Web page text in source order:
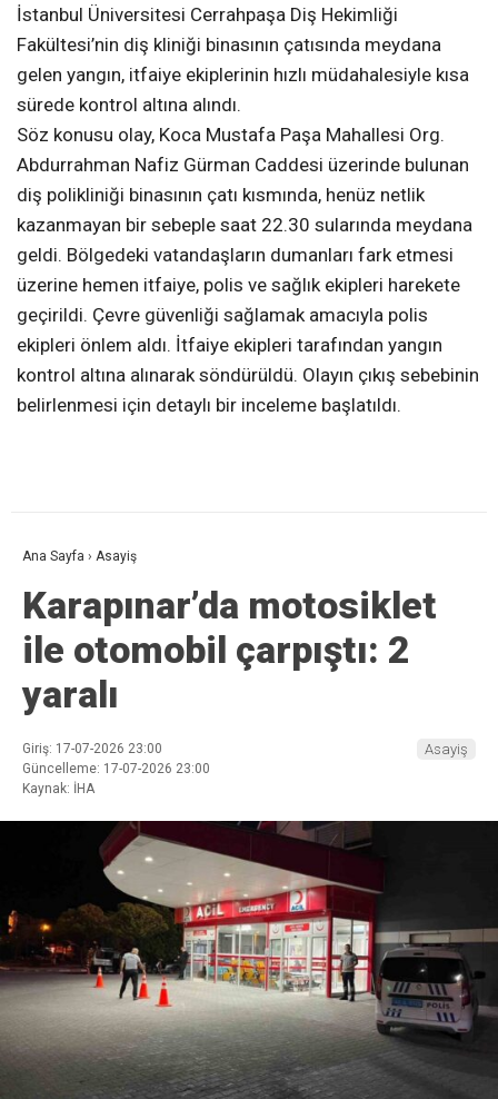
İstanbul Üniversitesi Cerrahpaşa Diş Hekimliği
Fakültesi’nin diş kliniği binasının çatısında meydana
gelen yangın, itfaiye ekiplerinin hızlı müdahalesiyle kısa
sürede kontrol altına alındı.
Söz konusu olay, Koca Mustafa Paşa Mahallesi Org.
Abdurrahman Nafiz Gürman Caddesi üzerinde bulunan
diş polikliniği binasının çatı kısmında, henüz netlik
kazanmayan bir sebeple saat 22.30 sularında meydana
geldi. Bölgedeki vatandaşların dumanları fark etmesi
üzerine hemen itfaiye, polis ve sağlık ekipleri harekete
geçirildi. Çevre güvenliği sağlamak amacıyla polis
ekipleri önlem aldı. İtfaiye ekipleri tarafından yangın
kontrol altına alınarak söndürüldü. Olayın çıkış sebebinin
belirlenmesi için detaylı bir inceleme başlatıldı.
Ana Sayfa › Asayiş
Karapınar’da motosiklet
ile otomobil çarpıştı: 2
yaralı
Giriş: 17-07-2026 23:00
Güncelleme: 17-07-2026 23:00
Kaynak: İHA
Asayiş